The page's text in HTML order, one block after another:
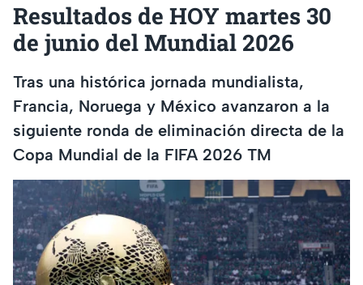
Resultados de HOY martes 30
de junio del Mundial 2026
Tras una histórica jornada mundialista,
Francia, Noruega y México avanzaron a la
siguiente ronda de eliminación directa de la
Copa Mundial de la FIFA 2026 TM